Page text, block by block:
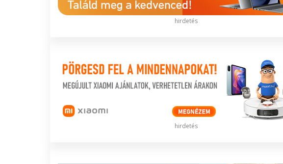
hirdetés
hirdetés